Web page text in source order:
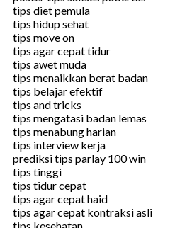
tips diet pemula
tips hidup sehat
tips move on
tips agar cepat tidur
tips awet muda
tips menaikkan berat badan
tips belajar efektif
tips and tricks
tips mengatasi badan lemas
tips menabung harian
tips interview kerja
prediksi tips parlay 100 win
tips tinggi
tips tidur cepat
tips agar cepat haid
tips agar cepat kontraksi asli
tips kesehatan